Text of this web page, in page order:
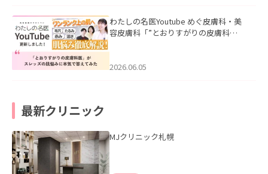
わたしの名医Youtube めぐ皮膚科・美
容皮膚科「”とおりすがりの皮膚科
2026.06.05
最新クリニック
MJクリニック札幌